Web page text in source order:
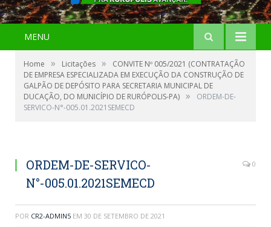
MENU
Home » Licitações »
CONVITE Nº 005/2021 (CONTRATAÇÃO
DE EMPRESA ESPECIALIZADA EM EXECUÇÃO DA CONSTRUÇÃO DE
GALPÃO DE DEPÓSITO PARA SECRETARIA MUNICIPAL DE
DUCAÇÃO, DO MUNICÍPIO DE RURÓPOLIS-PA) »
ORDEM-DE-
SERVICO-N°-005.01.2021SEMECD
ORDEM-DE-SERVICO-
N°-005.01.2021SEMECD
0
POR CR2-ADMIN5 EM 30 DE SETEMBRO DE 2021